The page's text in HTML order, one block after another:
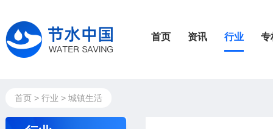
首页 资讯 行业 专
首页> 行业 > 城镇生活